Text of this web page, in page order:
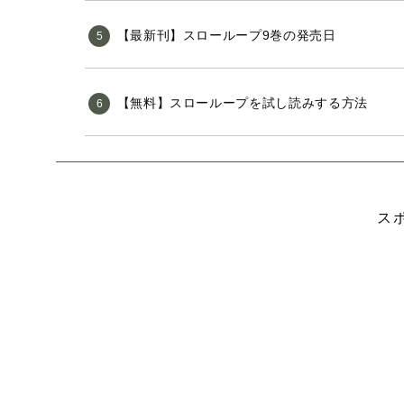
【最新刊】スローループ9巻の発売日
【無料】スローループを試し読みする方法
ス